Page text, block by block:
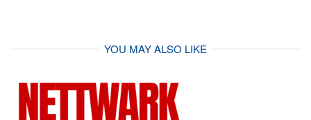
YOU MAY ALSO LIKE